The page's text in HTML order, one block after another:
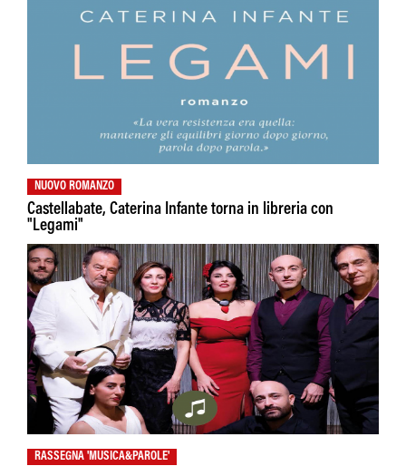
NUOVO ROMANZO
Castellabate, Caterina Infante torna in libreria con
"Legami"
RASSEGNA 'MUSICA&PAROLE'